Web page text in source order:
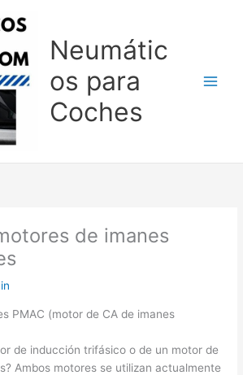
Neumátic
os para
Coches
de imanes
PMAC (motor de CA de imanes
de inducción trifásico o de un motor de
Ambos motores se utilizan actualmente